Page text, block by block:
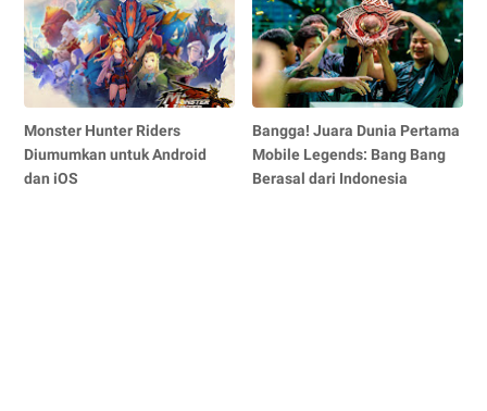
Monster Hunter Riders
Diumumkan untuk Android
dan iOS
Bangga! Juara Dunia Pertama
Mobile Legends: Bang Bang
Berasal dari Indonesia